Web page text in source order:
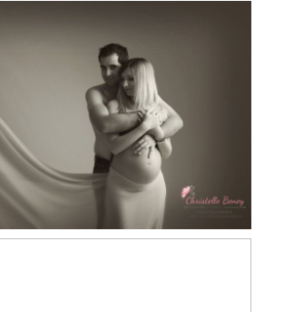
& Adrien , photographe
grossesse Castres